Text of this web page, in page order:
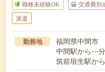
職種未経験OK 交通費別
派遣
勤務地
福岡県中間市
中間駅から---
筑前垣生駅か